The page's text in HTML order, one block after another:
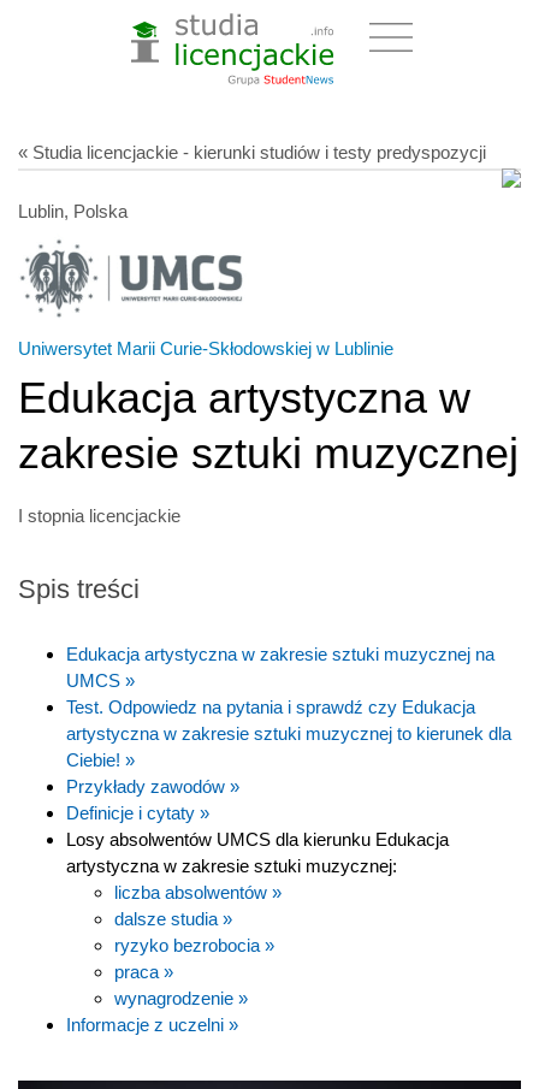
« Studia licencjackie - kierunki studiów i testy predyspozycji
Lublin, Polska
Uniwersytet Marii Curie-Skłodowskiej w Lublinie
Edukacja artystyczna w
zakresie sztuki muzycznej
I stopnia licencjackie
Spis treści
Edukacja artystyczna w zakresie sztuki muzycznej na
UMCS »
Test. Odpowiedz na pytania i sprawdź czy Edukacja
artystyczna w zakresie sztuki muzycznej to kierunek dla
Ciebie! »
Przykłady zawodów »
Definicje i cytaty »
Losy absolwentów UMCS dla kierunku Edukacja
artystyczna w zakresie sztuki muzycznej:
liczba absolwentów »
dalsze studia »
ryzyko bezrobocia »
praca »
wynagrodzenie »
Informacje z uczelni »